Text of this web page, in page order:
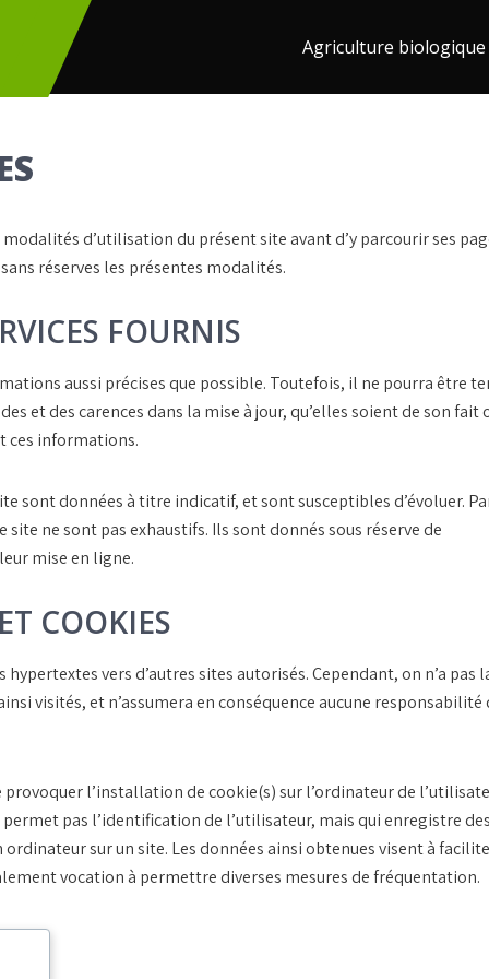
Agriculture biologique
d’utilisation du présent site avant d’y parcourir ses
réserves les présentes modalités.
FOURNIS
aussi précises que possible. Toutefois, il ne pourra être
et des carences dans la mise à jour, qu’elles soient de son fait
ces informations.
sont données à titre indicatif, et sont susceptibles d’évoluer.
ne sont pas exhaustifs. Ils sont donnés sous réserve de
mise en ligne.
COOKIES
vers d’autres sites autorisés. Cependant, on n’a pas
visités, et n’assumera en conséquence aucune responsabilité
l’installation de cookie(s) sur l’ordinateur de
pas l’identification de l’utilisateur, mais qui enregistre des
sur un site. Les données ainsi obtenues visent à
vocation à permettre diverses mesures de fréquentation.